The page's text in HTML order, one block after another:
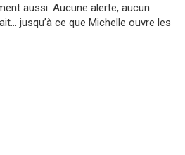
aussi. Aucune alerte, aucun
jusqu’à ce que Michelle ouvre les